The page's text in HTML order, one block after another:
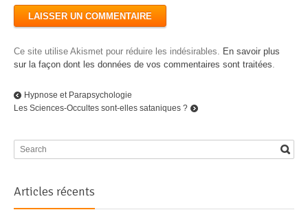
Ce site utilise Akismet pour réduire les indésirables. En savoir plus
sur la façon dont les données de vos commentaires sont traitées.
Hypnose et Parapsychologie
Les Sciences-Occultes sont-elles sataniques ?
Articles récents